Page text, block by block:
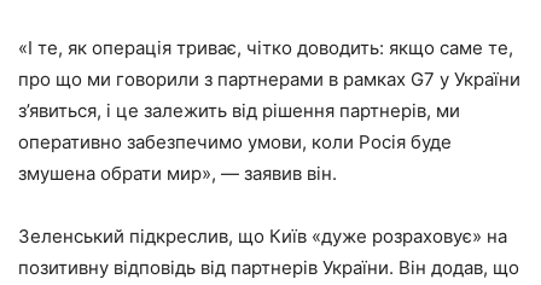
«І те, як операція триває, чітко доводить: якщо саме те,
про що ми говорили з партнерами в рамках G7 у України
з’явиться, і це залежить від рішення партнерів, ми
оперативно забезпечимо умови, коли Росія буде
змушена обрати мир», — заявив він.
Зеленський підкреслив, що Київ «дуже розраховує» на
позитивну відповідь від партнерів України. Він додав, що